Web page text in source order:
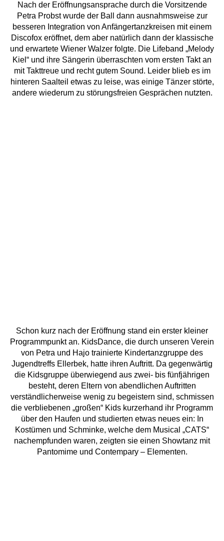
Nach der Eröffnungsansprache durch die Vorsitzende
Petra Probst wurde der Ball dann ausnahmsweise zur
besseren Integration von Anfängertanzkreisen mit einem
Discofox eröffnet, dem aber natürlich dann der klassische
und erwartete Wiener Walzer folgte. Die Lifeband „Melody
Kiel“ und ihre Sängerin überraschten vom ersten Takt an
mit Takttreue und recht gutem Sound. Leider blieb es im
hinteren Saalteil etwas zu leise, was einige Tänzer störte,
andere wiederum zu störungsfreien Gesprächen nutzten.
Schon kurz nach der Eröffnung stand ein erster kleiner
Programmpunkt an. KidsDance, die durch unseren Verein
von Petra und Hajo trainierte Kindertanzgruppe des
Jugendtreffs Ellerbek, hatte ihren Auftritt. Da gegenwärtig
die Kidsgruppe überwiegend aus zwei- bis fünfjährigen
besteht, deren Eltern von abendlichen Auftritten
verständlicherweise wenig zu begeistern sind, schmissen
die verbliebenen „großen“ Kids kurzerhand ihr Programm
über den Haufen und studierten etwas neues ein: In
Kostümen und Schminke, welche dem Musical „CATS“
nachempfunden waren, zeigten sie einen Showtanz mit
Pantomime und Contempary – Elementen.